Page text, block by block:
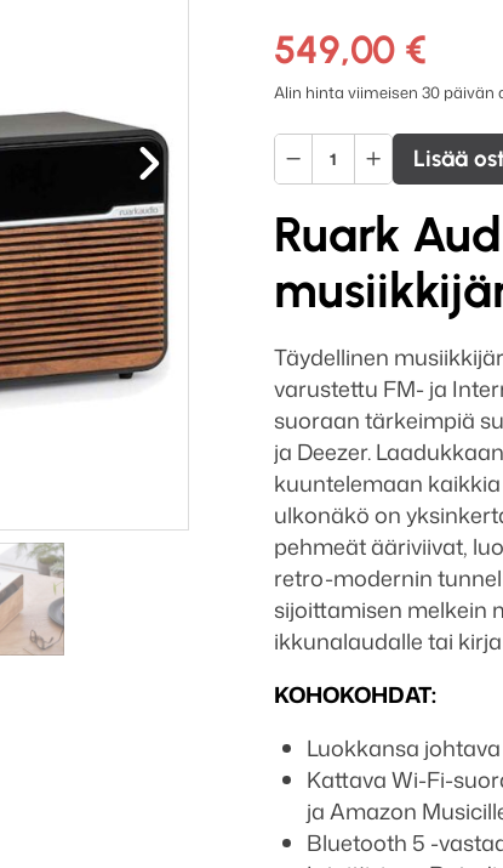
Seuraava
549,00 €
Alin hinta viimeisen 30 päivän
Ruark
Audio
R2Mk4
radio
määrä
Lisää
Ruark
Täydellinen
varustettu FM- ja
suoraan tärkeimpiä
ja Deezer.
kuuntelemaan
ulkonäkö on
pehmeät ääriviivat,
retro-modernin
sijoittamisen melkein
ikkunalaudalle tai
KOHOKOHDAT:
Luokkansa
Kattava Wi-Fi-
ja Amazon
Bluetooth 5 -